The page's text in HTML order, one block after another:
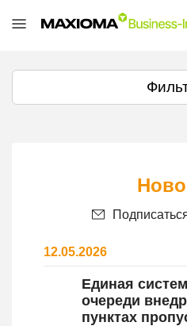
12.05.2026
Единая
очереди
пунктах